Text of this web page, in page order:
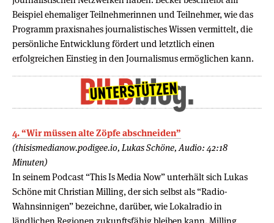
Beispiel ehemaliger Teilnehmerinnen und Teilnehmer, wie das
Programm praxisnahes journalistisches Wissen vermittelt, die
persönliche Entwicklung fördert und letztlich einen
erfolgreichen Einstieg in den Journalismus ermöglichen kann.
4. “Wir müssen alte Zöpfe abschneiden”
(thisismedianow.podigee.io, Lukas Schöne, Audio: 42:18
Minuten)
In seinem Podcast “This Is Media Now” unterhält sich Lukas
Schöne mit Christian Milling, der sich selbst als “Radio-
Wahnsinnigen” bezeichne, darüber, wie Lokalradio in
ländlichen Regionen zukunftsfähig bleiben kann. Milling